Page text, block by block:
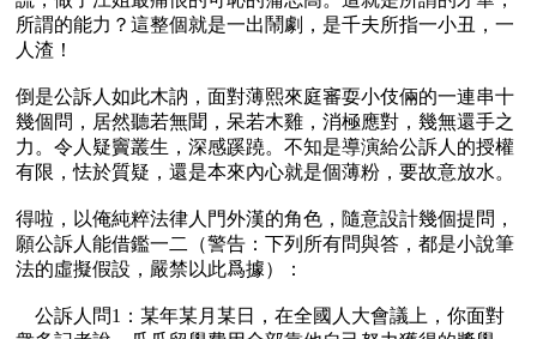
所謂的能力？這整個就是一出鬧劇，是千夫所指一小丑，一
人渣！
倒是公訴人如此木訥，面對薄熙來庭審耍小伎倆的一連串十
幾個問，居然聽若無聞，呆若木雞，消極應對，幾無還手之
力。令人疑竇叢生，深感蹊蹺。不知是導演給公訴人的授權
有限，怯於質疑，還是本來內心就是個薄粉，要故意放水。
得啦，以俺純粹法律人門外漢的角色，隨意設計幾個提問，
願公訴人能借鑑一二（警告：下列所有問與答，都是小說筆
法的虛擬假設，嚴禁以此爲據）：